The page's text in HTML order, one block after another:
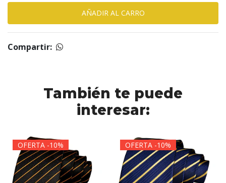
Compartir:
También te puede
interesar:
OFERTA -10% OFERTA -10%